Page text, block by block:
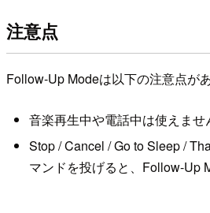
注意点
Follow-Up Modeは以下の注意点があ
音楽再生中や電話中は使えませ
Stop / Cancel / Go to Sleep /
マンドを投げると、Follow-Up